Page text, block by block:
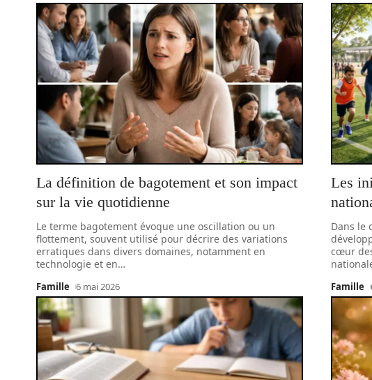
La définition de bagotement et son impact
sur la vie quotidienne
Le terme bagotement évoque une oscillation ou un
flottement, souvent utilisé pour décrire des variations
erratiques dans divers domaines, notamment en
technologie et en…
Famille 6 mai 2026
Les
Dans le
cœur
Famille